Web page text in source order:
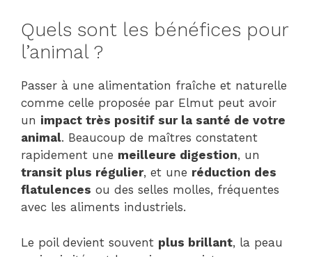
Quels sont les bénéfices pour
l’animal ?
Passer à une alimentation fraîche et naturelle
comme celle proposée par Elmut peut avoir
un impact très positif sur la santé de votre
animal. Beaucoup de maîtres constatent
rapidement une meilleure digestion, un
transit plus régulier, et une réduction des
flatulences ou des selles molles, fréquentes
avec les aliments industriels.
Le poil devient souvent plus brillant, la peau